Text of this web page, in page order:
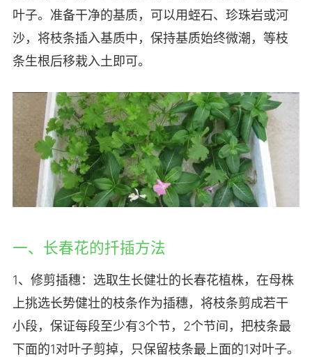
叶子。准备干净的基质，可以用蛭石、珍珠岩或河
沙，将枝条插入基质中，保持基质始终微潮，等枝
条生根后移栽入土即可。
一、长春花的扦插方法
1、修剪插穗：选取生长健壮的长春花植株，在母株
上挑选长势健壮的枝条作为插穗，将枝条剪成若干
小段，保证每段至少有3个节，2个节间，把枝条最
下面的1对叶子剪掉，只保留枝条最上面的1对叶子。